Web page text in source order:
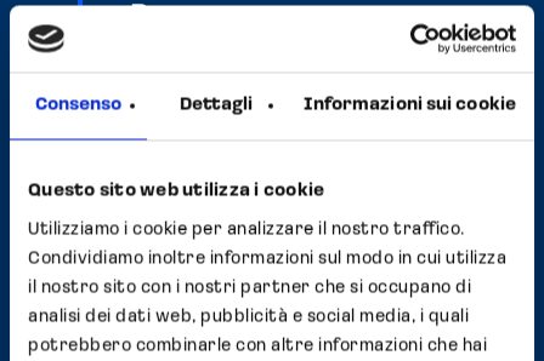
Consenso Dettagli Informazioni sui cookie
Questo sito web utilizza i cookie
Utilizziamo i cookie per analizzare il nostro traffico.
Condividiamo inoltre informazioni sul modo in cui utilizza
il nostro sito con i nostri partner che si occupano di
analisi dei dati web, pubblicità e social media, i quali
potrebbero combinarle con altre informazioni che hai
Benessere nasce
proprio da questa idea:
costruire un ponte tra
– Federico Saetti,
Amministratore
Delegato del Gruppo